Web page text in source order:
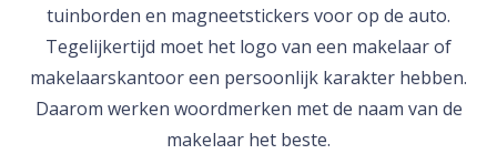
tuinborden en magneetstickers voor op de auto.
Tegelijkertijd moet het logo van een makelaar of
makelaarskantoor een persoonlijk karakter hebben.
Daarom werken woordmerken met de naam van de
makelaar het beste.